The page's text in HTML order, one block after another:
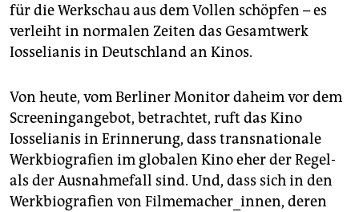
für die Werkschau aus dem Vollen schöpfen – es
verleiht in normalen Zeiten das Gesamtwerk
Iosselianis in Deutschland an Kinos.
Von heute, vom Berliner Monitor daheim vor dem
Screeningangebot, betrachtet, ruft das Kino
Iosselianis in Erinnerung, dass transnationale
Werkbiografien im globalen Kino eher der Regel-
als der Ausnahmefall sind. Und, dass sich in den
Werkbiografien von Filmemacher_innen, deren